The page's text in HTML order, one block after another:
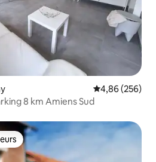
Évaluation
4,86 (256)
8 km Amiens Sud
les plus appréciés